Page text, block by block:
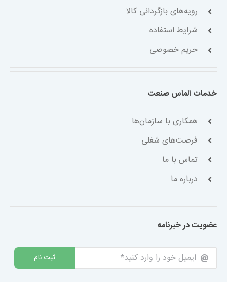
رویه‌های بازگردانی کالا
شرایط استفاده
حریم خصوصی
خدمات الماس صنعت
همکاری با سازمان‌ها
فرصت‌های شغلی
تماس با ما
درباره ما
عضویت در خبرنامه
ثبت نام